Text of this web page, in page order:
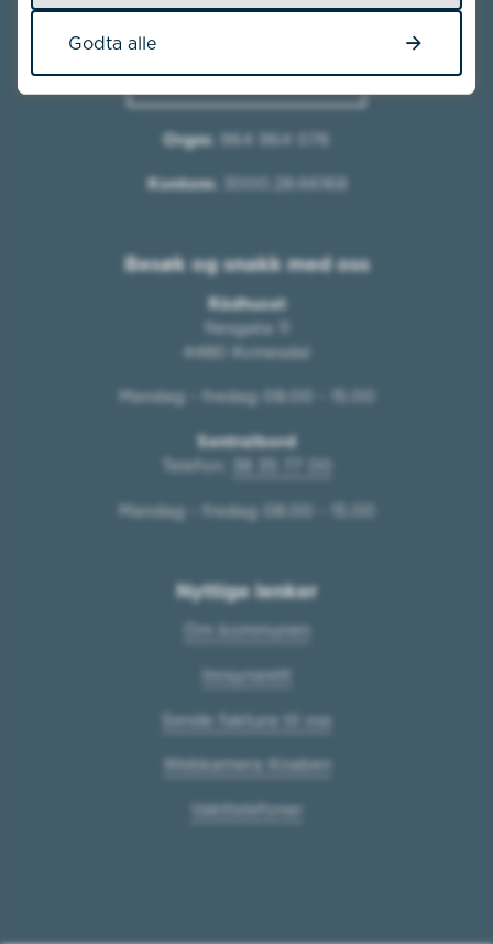
Send e-post
Send sikker post til oss
Orgnr. 964 964 076
Kontonr. 3000.28.66168
Besøk og snakk med oss
Rådhuset
Nesgata 11
4480 Kvinesdal
Mandag - fredag 08.00 - 15.00
Sentralbord
Telefon:
38 35 77 00
Mandag - fredag 08.00 - 15.00
Nyttige lenker
Om kommunen
Innsynsrett
Sende faktura til oss
Webkamera Knaben
Vakttelefoner
Godta alle